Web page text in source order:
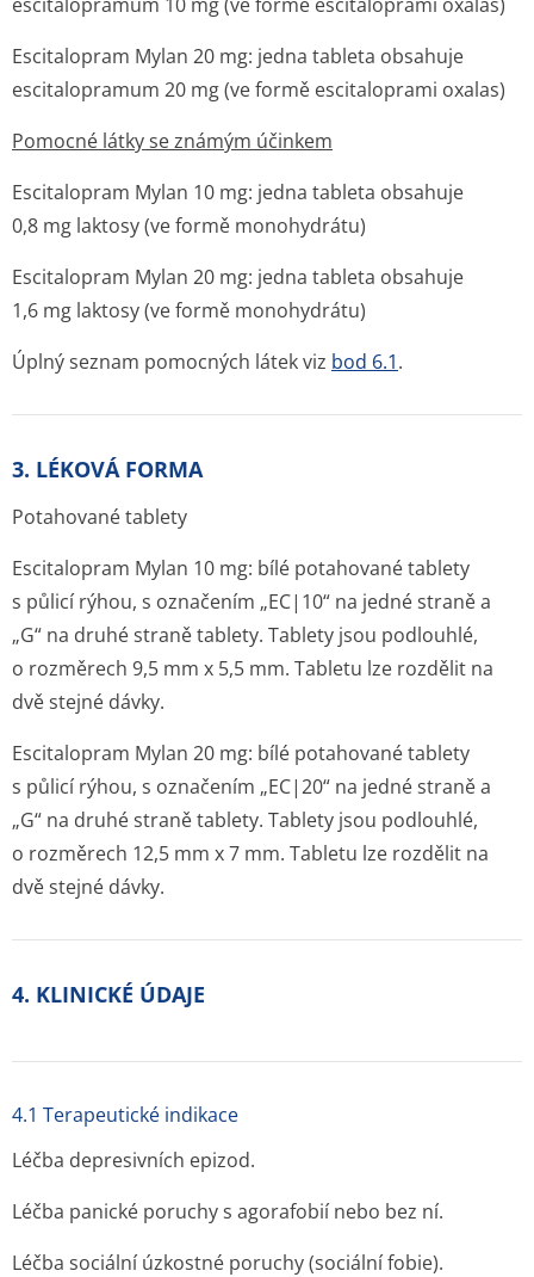
Escitalopram Mylan 20 mg: jedna tableta obsahuje
escitalopramum 20 mg (ve formě escitaloprami oxalas)
Pomocné látky se známým účinkem
Escitalopram Mylan 10 mg: jedna tableta obsahuje
0,8 mg laktosy (ve formě monohydrátu)
Escitalopram Mylan 20 mg: jedna tableta obsahuje
1,6 mg laktosy (ve formě monohydrátu)
Úplný seznam pomocných látek viz bod 6.1.
3. LÉKOVÁ FORMA
Potahované tablety
Escitalopram Mylan 10 mg: bílé potahované tablety
s půlicí rýhou, s označením „EC|10“ na jedné straně a
„G“ na druhé straně tablety. Tablety jsou podlouhlé,
o rozměrech 9,5 mm x 5,5 mm. Tabletu lze rozdělit na
dvě stejné dávky.
Escitalopram Mylan 20 mg: bílé potahované tablety
s půlicí rýhou, s označením „EC|20“ na jedné straně a
„G“ na druhé straně tablety. Tablety jsou podlouhlé,
o rozměrech 12,5 mm x 7 mm. Tabletu lze rozdělit na
dvě stejné dávky.
4. KLINICKÉ ÚDAJE
4.1 Terapeutické indikace
Léčba depresivních epizod.
Léčba panické poruchy s agorafobií nebo bez ní.
Léčba sociální úzkostné poruchy (sociální fobie).